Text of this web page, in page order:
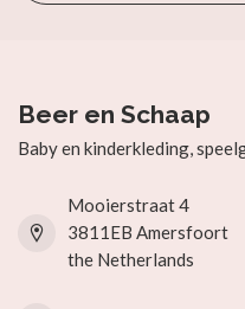
Beer en Schaap
Baby en kinderkleding,
Mooierstraat 4
3811EB Amersfoort
the Netherlands